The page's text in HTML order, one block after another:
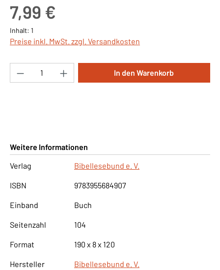
7,99 €
Inhalt: 1
Preise inkl. MwSt. zzgl. Versandkosten
Produkt Anzahl: Gib den gewünschten
In den Warenkorb
Weitere Informationen
Verlag
Bibellesebund e. V.
ISBN 9783955684907
Einband Buch
Seitenzahl 104
Format 190 x 8 x 120
Hersteller
Bibellesebund e. V.